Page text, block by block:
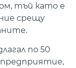
тъй като е
срещу
по 50